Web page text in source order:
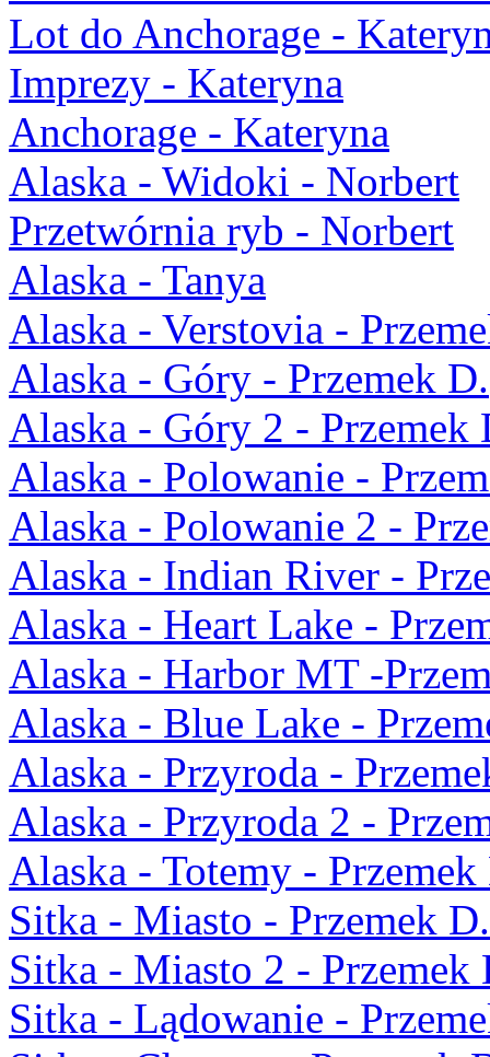
Lot do Anchorage -
Imprezy - Kateryna
Anchorage - Kateryna
Alaska - Widoki - Norbert
Przetwórnia ryb - Norbert
Alaska - Tanya
Alaska - Verstovia -
Alaska - Góry - Przemek D.
Alaska - Góry 2 - Przemek
Alaska - Polowanie -
Alaska - Polowanie 2 -
Alaska - Indian River -
Alaska - Heart Lake -
Alaska - Harbor MT -
Alaska - Blue Lake -
Alaska - Przyroda -
Alaska - Przyroda 2 -
Alaska - Totemy - Przemek
Sitka - Miasto - Przemek D.
Sitka - Miasto 2 - Przemek
Sitka - Lądowanie -